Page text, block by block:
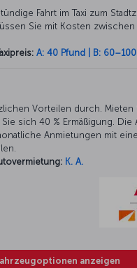
Fahrt im Taxi zum
Sie mit Kosten
A: 40 Pfund | B:
Vorteilen durch. Mieten
sich 40 % Ermäßigung. Die
Anmietungen mit
K. A.
anzeigen